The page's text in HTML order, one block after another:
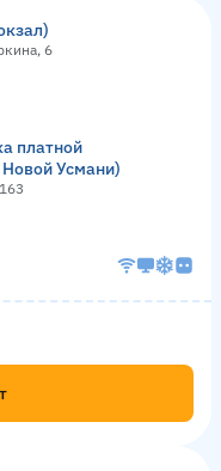
6
платной
Усмани)